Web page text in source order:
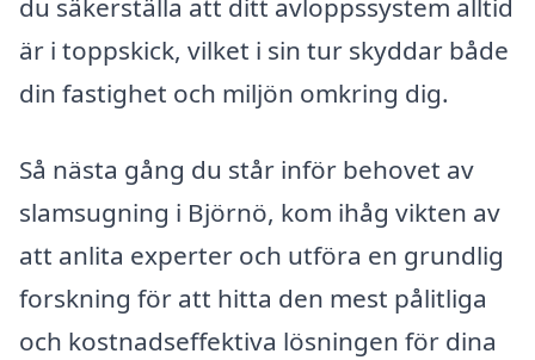
du säkerställa att ditt avloppssystem alltid
är i toppskick, vilket i sin tur skyddar både
din fastighet och miljön omkring dig.
Så nästa gång du står inför behovet av
slamsugning i Björnö, kom ihåg vikten av
att anlita experter och utföra en grundlig
forskning för att hitta den mest pålitliga
och kostnadseffektiva lösningen för dina